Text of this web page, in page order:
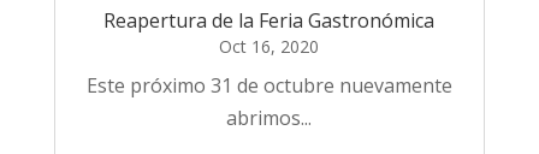
Reapertura de la Feria Gastronómica
Oct 16, 2020
Este próximo 31 de octubre nuevamente
abrimos...